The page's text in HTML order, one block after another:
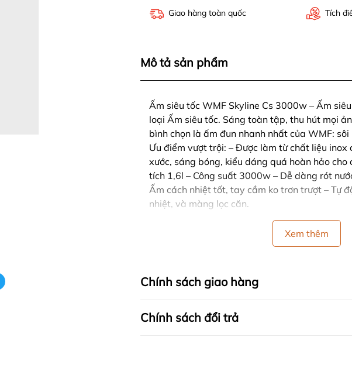
Giao hàng toàn quốc Tích
Mô tả sản phẩm
Ấm siêu tốc WMF Skyline Cs 3000w – Ấm
loại Ấm siêu tốc. Sáng toàn tập, thu hút mọi
bình chọn là ấm đun nhanh nhất của WMF:
Ưu điểm vượt trội: – Được làm từ chất liệu inox
xước, sáng bóng, kiểu dáng quá hoàn hảo cho
tích 1,6l – Công suất 3000w – Dễ dàng rót
Ấm cách nhiệt tốt, tay cầm ko trơn trượt – Tự
nhiệt, và màng lọc căn.
Xem thêm
Chính sách giao hàng
Chính sách đổi trả